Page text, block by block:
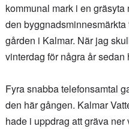
kommunal mark i en
den
gården i Kalmar. När jag
vinterdag för några år sedan
Fyra snabba telefonsamtal
den här gången. Kalmar
hade i uppdrag att gräva